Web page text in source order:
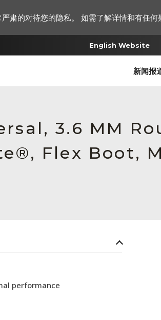
English Website
新闻报
3.6 MM
Flex Boot,
performance
肃的对待您的隐私。 如需了解详情和有任何